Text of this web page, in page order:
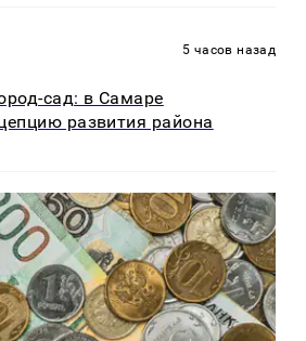
5 часов назад
сад: в Самаре
развития района